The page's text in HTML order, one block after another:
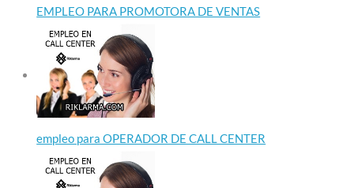
EMPLEO PARA PROMOTORA DE VENTAS
empleo para OPERADOR DE CALL CENTER